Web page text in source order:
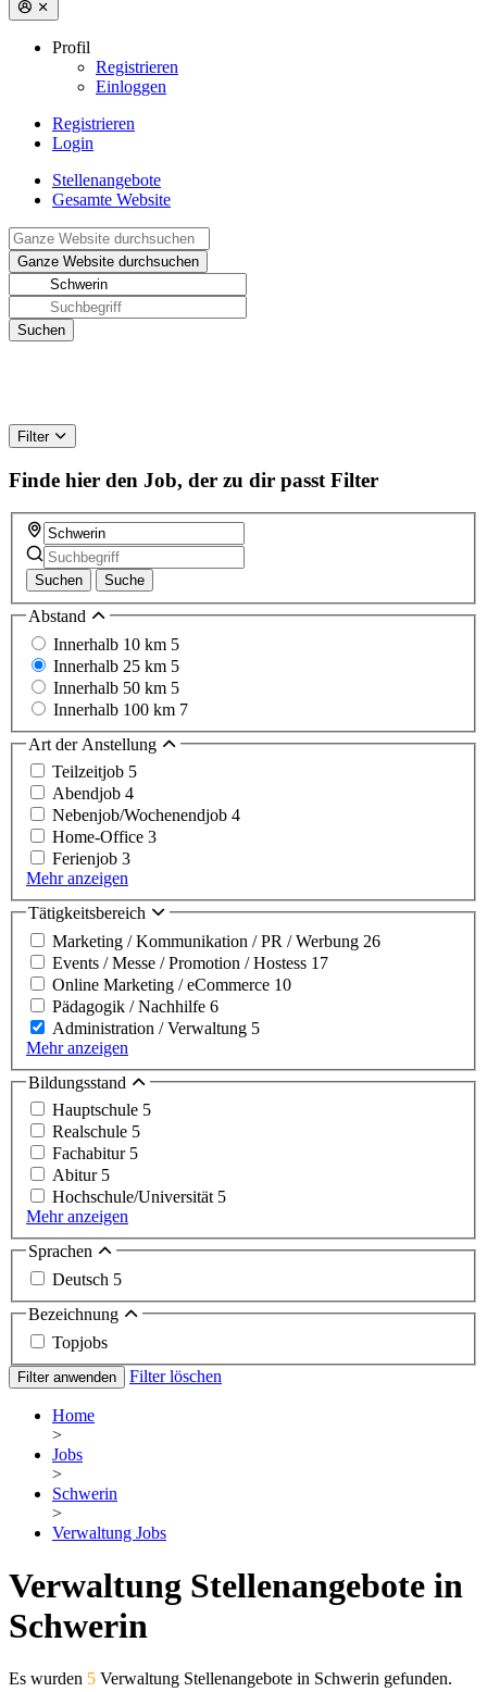
Profil
Registrieren
Einloggen
Registrieren
Login
Stellenangebote
Gesamte Website
Filter
Finde hier den Job, der zu dir passt Filter
Suchen Suche
Abstand
Innerhalb 10 km 5
Innerhalb 25 km 5
Innerhalb 50 km 5
Innerhalb 100 km 7
Art der Anstellung
Teilzeitjob 5
Abendjob 4
Nebenjob/Wochenendjob 4
Home-Office 3
Ferienjob 3
Mehr anzeigen
Tätigkeitsbereich
Marketing / Kommunikation / PR / Werbung 26
Events / Messe / Promotion / Hostess 17
Online Marketing / eCommerce 10
Pädagogik / Nachhilfe 6
Administration / Verwaltung 5
Mehr anzeigen
Bildungsstand
Hauptschule 5
Realschule 5
Fachabitur 5
Abitur 5
Hochschule/Universität 5
Mehr anzeigen
Sprachen
Deutsch 5
Bezeichnung
Topjobs
Filter anwenden Filter löschen
Home
>
Jobs
>
Schwerin
>
Verwaltung Jobs
Verwaltung Stellenangebote in
Schwerin
Es wurden 5 Verwaltung Stellenangebote in Schwerin gefunden.